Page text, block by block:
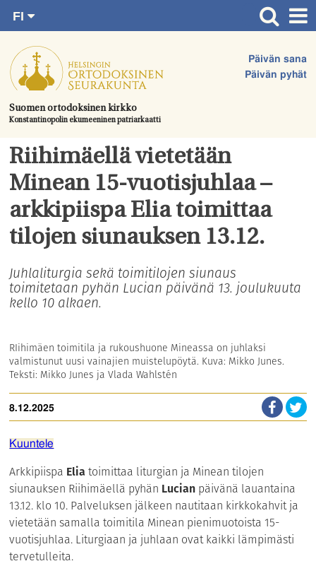
suoraan
sisältöön.
Suomen ortodoksinen kirkko
Konstantinopolin ekumeeninen patriarkaatti
Päivän sana
Päivän pyhät
FI
SV
EN
UA
Etusivu
Ajankohtaista
Juhlat & toimitukset
Kirkot
Apua & tukea
Tule mukaan
Hautausmaa
Riihimäellä vietetään
Minean 15-vuotisjuhlaa –
arkkipiispa Elia toimittaa
tilojen siunauksen 13.12.
Juhlaliturgia sekä toimitilojen siunaus
toimitetaan pyhän Lucian päivänä 13. joulukuuta
kello 10 alkaen.
RIihimäen toimitila ja rukoushuone Mineassa on juhlaksi
valmistunut uusi vainajien muistelupöytä. Kuva: Mikko Junes.
Teksti: Mikko Junes ja Vlada Wahlstén
8.12.2025
Kuuntele
Arkkipiispa Elia toimittaa liturgian ja Minean tilojen
siunauksen Riihimäellä pyhän Lucian päivänä lauantaina
13.12. klo 10. Palveluksen jälkeen nautitaan kirkkokahvit ja
vietetään samalla toimitila Minean pienimuotoista 15-
vuotisjuhlaa. Liturgiaan ja juhlaan ovat kaikki lämpimästi
tervetulleita.